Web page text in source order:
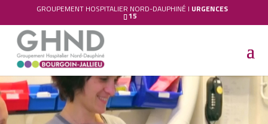
GROUPEMENT HOSPITALIER NORD-DAUPHINÉ I URGENCES
15